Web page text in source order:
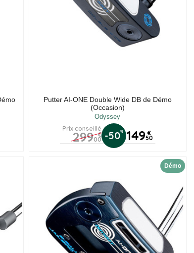
Putter AI-ONE Double Wide DB de Démo
(Occasion)
Odyssey
Prix conseillé
299 €
00 -50% 149 €
50
Démo